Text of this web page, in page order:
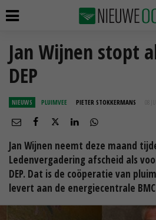
Jan Wijnen stopt
DEP
NIEUWS PLUIMVEE PIETER STOKKERMANS 08
Jan Wijnen neemt deze maand
Ledenvergadering afscheid als
DEP. Dat is de coöperatie van
levert aan de energiecentrale